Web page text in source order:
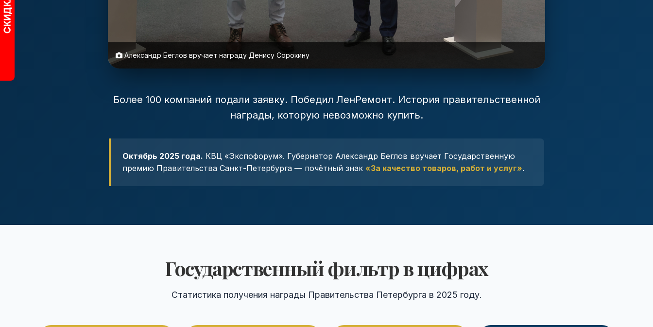
Александр Беглов вручает награду Денису Сорокину
Более 100 компаний подали заявку. Победил ЛенРемонт. История правительственной
награды, которую невозможно купить.
Октябрь 2025 года. КВЦ «Экспофорум». Губернатор Александр Беглов вручает Государственную
премию Правительства Санкт-Петербурга — почётный знак «За качество товаров, работ и услуг».
Государственный фильтр в цифрах
Статистика получения награды Правительства Петербурга в 2025 году.